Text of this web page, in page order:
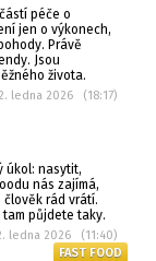
péče o
jen o výkonech,
Právě
Jsou
života.
ledna 2026 (18:17)
úkol: nasytit,
nás zajímá,
rád vrátí.
půjdete taky.
ledna 2026 (11:40)
FAST FOOD